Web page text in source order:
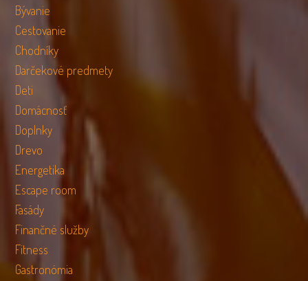
Bývanie
Cestovanie
Chodníky
Darčekové predmety
Deti
Domácnosť
Doplnky
Drevo
Energetika
Escape room
Fasády
Finančné služby
Fitness
Gastronómia